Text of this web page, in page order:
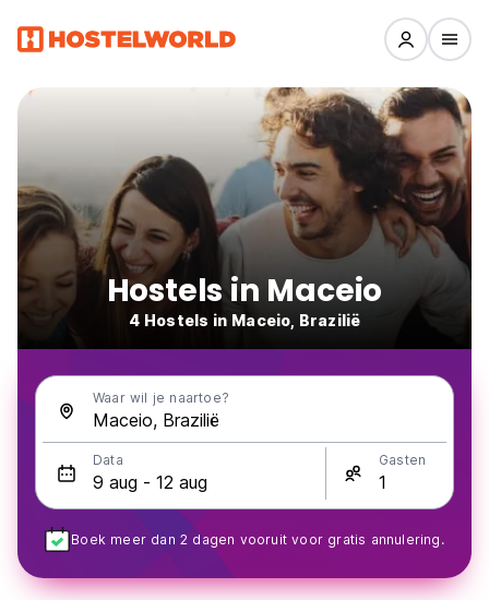
Hostels in Maceio
4 Hostels in Maceio, Brazilië
Waar wil je naartoe?
Data Gasten
Boek meer dan 2 dagen vooruit voor gratis annulering.